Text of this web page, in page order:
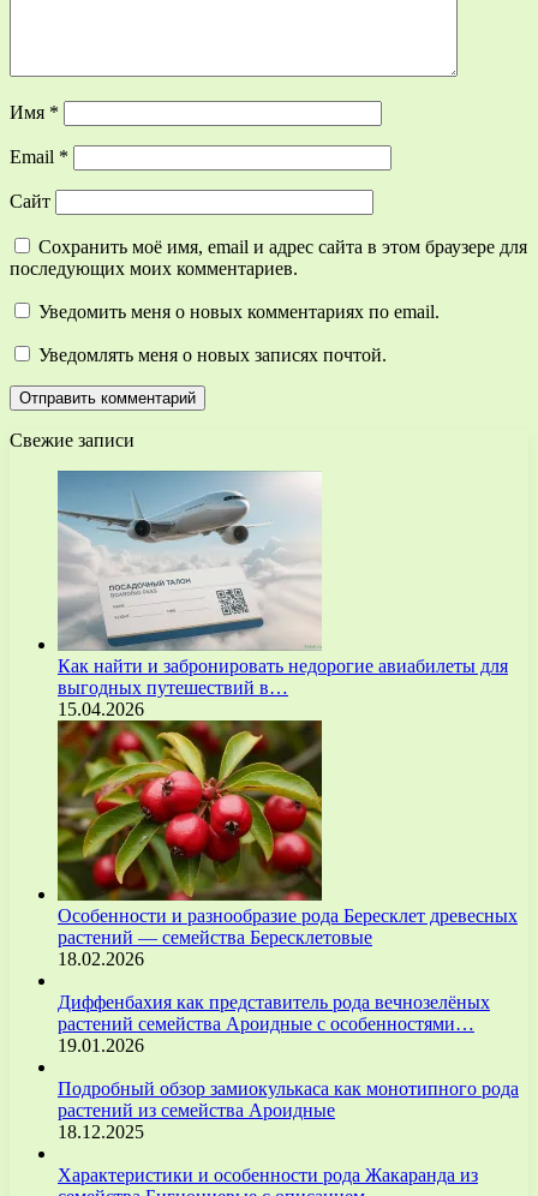
Имя *
Email *
Сайт
Сохранить моё имя, email и адрес сайта в этом браузере для
последующих моих комментариев.
Уведомить меня о новых комментариях по email.
Уведомлять меня о новых записях почтой.
Свежие записи
Как найти и забронировать недорогие авиабилеты для
выгодных путешествий в…
15.04.2026
Особенности и разнообразие рода Бересклет древесных
растений — семейства Бересклетовые
18.02.2026
Диффенбахия как представитель рода вечнозелёных
растений семейства Ароидные с особенностями…
19.01.2026
Подробный обзор замиокулькаса как монотипного рода
растений из семейства Ароидные
18.12.2025
Характеристики и особенности рода Жакаранда из